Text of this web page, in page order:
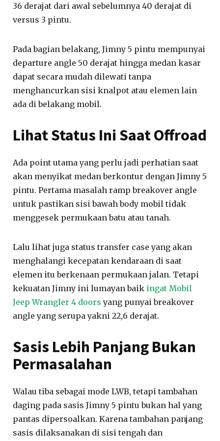
36 derajat dari awal sebelumnya 40 derajat di
versus 3 pintu.
Pada bagian belakang, Jimny 5 pintu mempunyai
departure angle 50 derajat hingga medan kasar
dapat secara mudah dilewati tanpa
menghancurkan sisi knalpot atau elemen lain
ada di belakang mobil.
Lihat Status Ini Saat Offroad
Ada point utama yang perlu jadi perhatian saat
akan menyikat medan berkontur dengan Jimny 5
pintu. Pertama masalah ramp breakover angle
untuk pastikan sisi bawah body mobil tidak
menggesek permukaan batu atau tanah.
Lalu lihat juga status transfer case yang akan
menghalangi kecepatan kendaraan di saat
elemen itu berkenaan permukaan jalan. Tetapi
kekuatan Jimny ini lumayan baik ingat Mobil
Jeep Wrangler 4 doors yang punyai breakover
angle yang serupa yakni 22,6 derajat.
Sasis Lebih Panjang Bukan
Permasalahan
Walau tiba sebagai mode LWB, tetapi tambahan
daging pada sasis Jimny 5 pintu bukan hal yang
pantas dipersoalkan. Karena tambahan panjang
sasis dilaksanakan di sisi tengah dan